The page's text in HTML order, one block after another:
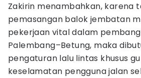
Zakirin menambahkan, karena
pemasangan balok jembatan
pekerjaan vital dalam
Palembang–Betung, maka
pengaturan lalu lintas khusus
keselamatan pengguna jalan